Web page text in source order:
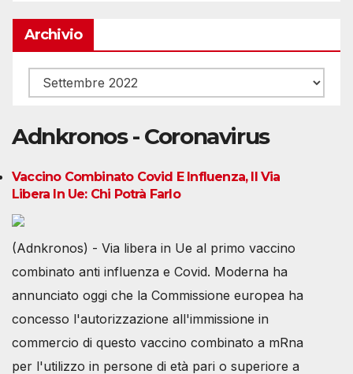
Archivio
Archivio
Adnkronos - Coronavirus
Vaccino Combinato Covid E Influenza, Il Via
Libera In Ue: Chi Potrà Farlo
(Adnkronos) - Via libera in Ue al primo vaccino
combinato anti influenza e Covid. Moderna ha
annunciato oggi che la Commissione europea ha
concesso l'autorizzazione all'immissione in
commercio di questo vaccino combinato a mRna
per l'utilizzo in persone di età pari o superiore a